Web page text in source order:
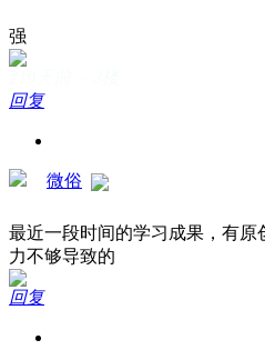
强
回复
微俗
最近一段时间的学习成果，有
力不够导致的
回复